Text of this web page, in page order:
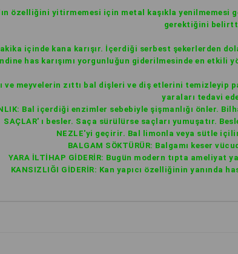
özelliğini yitirmemesi için metal kaşıkla
gerektiğini
dakika içinde kana karışır. İçerdiği serbest şekerlerden
has karışımı yorgunluğun giderilmesinde en etkili
ve meyvelerin zıttı bal dişleri ve diş etlerini
yaraları tedavi
Bal içerdiği enzimler sebebiyle şişmanlığı önler.
SAÇLAR' ı besler. Saça sürülürse saçları yumuşatır.
NEZLE'yi geçirir. Bal limonla veya sütle
BALGAM SÖKTÜRÜR: Balgamı keser
YARA İLTİHAP GİDERİR: Bugün modern tıpta ameliyat
KANSIZLIĞI GİDERİR: Kan yapıcı özelliğinin yanında